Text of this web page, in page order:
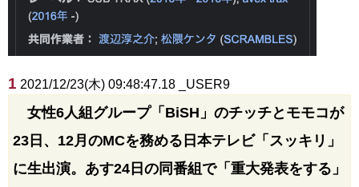
1 2021/12/23(木) 09:48:47.18 _USER9
女性6人組グループ「BiSH」のチッチとモモコが
23日、12月のMCを務める日本テレビ「スッキリ」
に生出演。あす24日の同番組で「重大発表をする」